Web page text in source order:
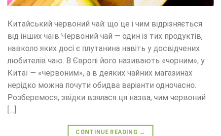
Китайський червоний чай: що це і чим відрізняється
від інших чаїв Червоний чай — один із тих продуктів,
навколо яких досі є плутанина навіть у досвідчених
любителів чаю. В Європі його називають «чорним», у
Китаї — «червоним», а в деяких чайних магазинах
нерідко можна почути обидва варіанти одночасно.
Розберемося, звідки взялася ця назва, чим червоний
[…]
CONTINUE READING →